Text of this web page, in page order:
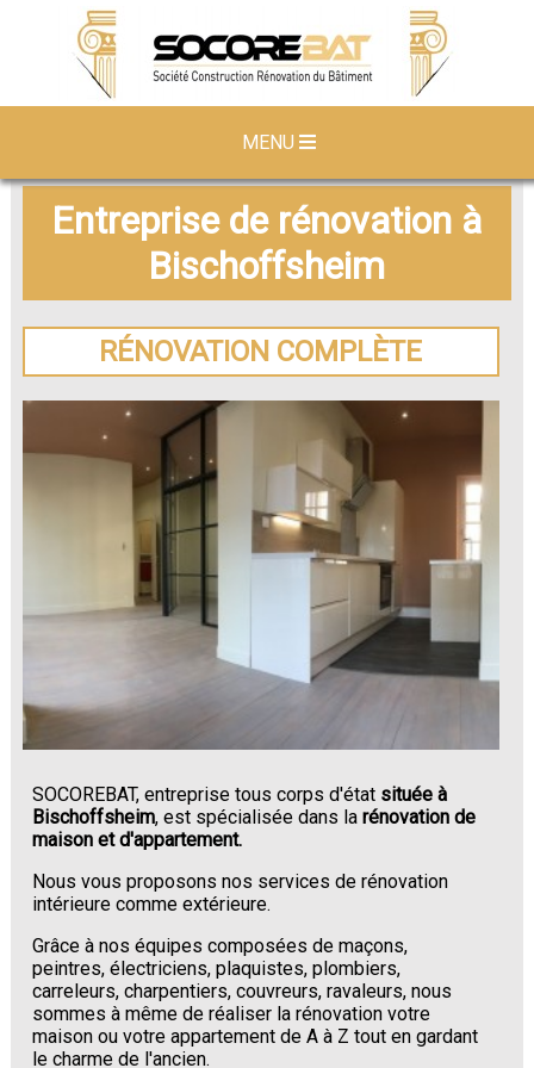
MENU
Entreprise de rénovation à
Bischoffsheim
RÉNOVATION COMPLÈTE
SOCOREBAT, entreprise tous corps d'état située à
Bischoffsheim, est spécialisée dans larénovation de
maison et d'appartement.
Nous vous proposons nos services de rénovation
intérieure comme extérieure.
Grâce à nos équipes composées de maçons,
peintres, électriciens, plaquistes, plombiers,
carreleurs, charpentiers, couvreurs, ravaleurs, nous
sommes à même de réaliser la rénovation votre
maison ou votre appartement de A à Z tout en gardant
le charme de l'ancien.